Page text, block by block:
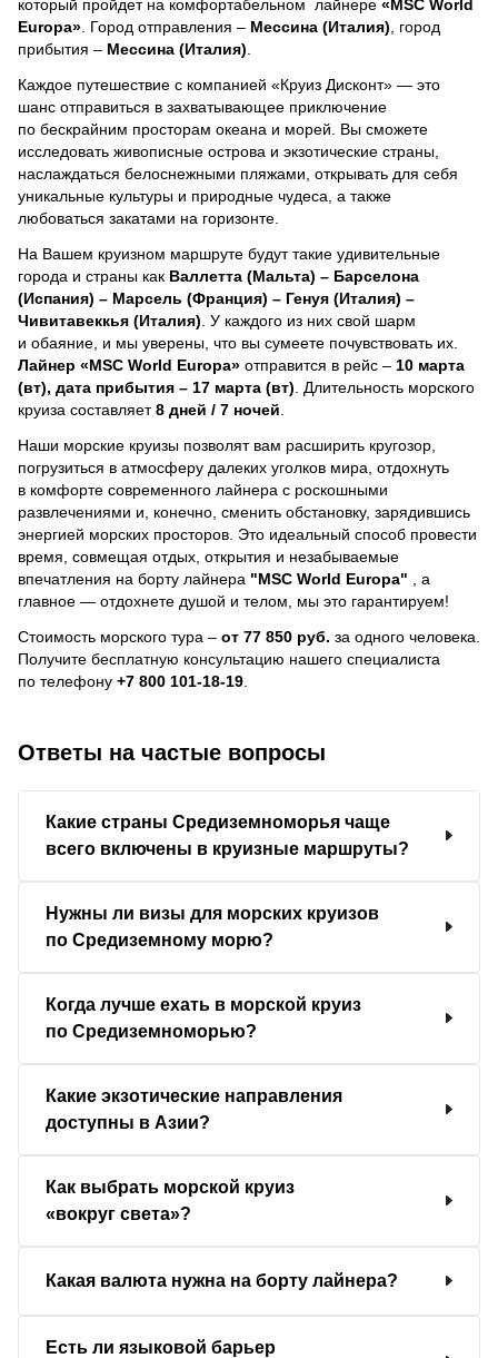
который пройдет на комфортабельном лайнере «MSC World
Europa» . Город отправления – Мессина (Италия) , город
прибытия – Мессина (Италия)
Каждое путешествие с компанией «Круиз Дисконт» — это
шанс отправиться в захватывающее приключение
по бескрайним просторам океана и морей. Вы сможете
исследовать живописные острова и экзотические страны,
наслаждаться белоснежными пляжами, открывать для себя
уникальные культуры и природные чудеса, а также
любоваться закатами на горизонте.
На Вашем круизном маршруте будут такие удивительные
города и страны как Валлетта (Мальта) – Барселона
(Испания) – Марсель (Франция) – Генуя (Италия) –
Чивитавеккья (Италия) . У каждого из них свой шарм
и обаяние, и мы уверены, что вы сумеете почувствовать их.
Лайнер «MSC World Europa» отправится в рейс – 10 марта
(вт), дата прибытия – 17 марта (вт) . Длительность морского
круиза составляет8 дней / 7 ночей
Наши морские круизы позволят вам расширить кругозор,
погрузиться в атмосферу далеких уголков мира, отдохнуть
в комфорте современного лайнера с роскошными
развлечениями и, конечно, сменить обстановку, зарядившись
энергией морских просторов. Это идеальный способ провести
время, совмещая отдых, открытия и незабываемые
впечатления на борту лайнера "MSC World Europa"
, a
главное — отдохнете душой и телом, мы это гарантируем!
Стоимость морского тура – от 77 850 руб. за одного человека.
Получите бесплатную консультацию нашего специалиста
по телефону +7 800 101-18-19
Ответы на частые вопросы
Какие страны Средиземноморья чаще
всего включены в круизные маршруты?
Нужны ли визы для морских круизов
по Средиземному морю?
Когда лучше ехать в морской круиз
по Средиземноморью?
Какие экзотические направления
доступны в Азии?
Как выбрать морской круиз
«вокруг света»?
Какая валюта нужна на борту лайнера?
Есть ли языковой барьер